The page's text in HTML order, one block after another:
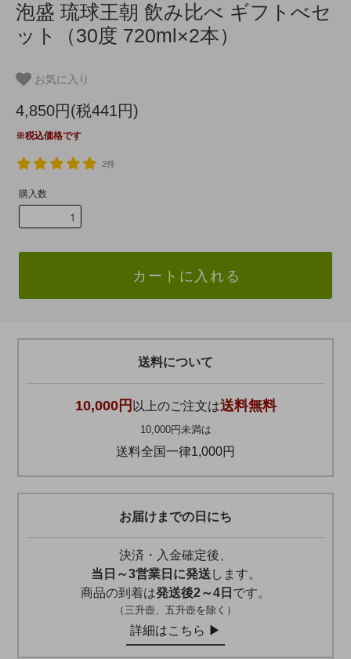
泡盛 琉球王朝 飲み比べ ギフトべセ
ット（30度 720ml×2本）
お気に入り
4,850円(税441円)
※税込価格です
2件
購入数
カートに入れる
送料について
10,000円 以上のご注文は送料無料
10,000円未満は
送料全国一律1,000円
お届けまでの日にち
決済・入金確定後、
当日～3営業日に発送 します。
商品の到着は発送後2～4日 です。
（三升壺、五升壺を除く）
詳細はこちら ▶︎